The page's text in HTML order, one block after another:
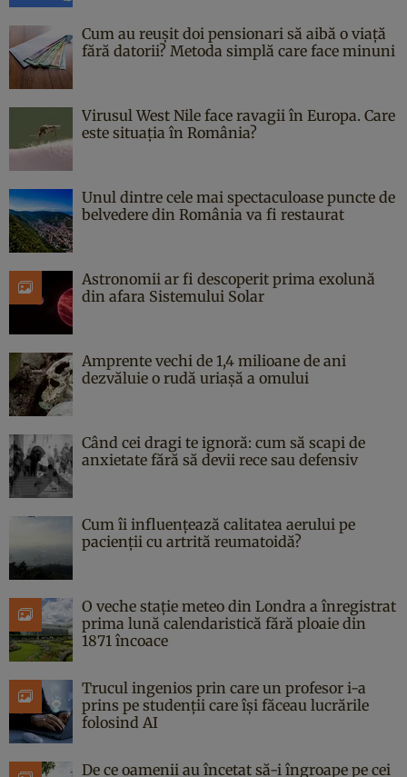
Cum au reușit doi pensionari să aibă o viață
fără datorii? Metoda simplă care face minuni
Virusul West Nile face ravagii în Europa. Care
este situația în România?
Unul dintre cele mai spectaculoase puncte de
belvedere din România va fi restaurat
Astronomii ar fi descoperit prima exolună
din afara Sistemului Solar
Amprente vechi de 1,4 milioane de ani
dezvăluie o rudă uriașă a omului
Când cei dragi te ignoră: cum să scapi de
anxietate fără să devii rece sau defensiv
Cum îi influențează calitatea aerului pe
pacienții cu artrită reumatoidă?
O veche stație meteo din Londra a înregistrat
prima lună calendaristică fără ploaie din
1871 încoace
Trucul ingenios prin care un profesor i-a
prins pe studenții care își făceau lucrările
folosind AI
De ce oamenii au încetat să-i îngroape pe cei